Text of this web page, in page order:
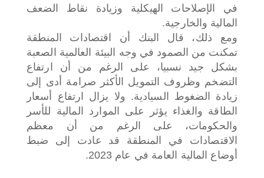
في الإصلاحات الهيكلية وزيادة نقاط الضعف
المالية والخارجية.
ومع ذلك، قال البنك أن اقتصادات المنطقة
تمكنت من الصمود في وجه البيئة العالمية الصعبة
بشكل جيد نسبيا، على الرغم من أن ارتفاع
التضخم وظروف التمويل الأكثر صرامة أدى إلى
زيادة الضغوط السيادية. ولا يزال ارتفاع أسعار
الطاقة والغذاء يؤثر على الموارد المالية للأسر
والحكومات، على الرغم من أن معظم
الاقتصادات في المنطقة قد عادت إلى ضبط
أوضاع المالية العامة في عام 2023.